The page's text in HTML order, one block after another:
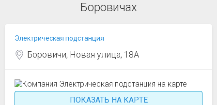
Боровичах
Электрическая подстанция
Боровичи, Новая улица, 18А
ПОКАЗАТЬ НА КАРТЕ